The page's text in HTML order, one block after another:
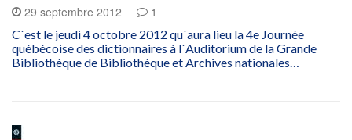
29 septembre 2012 1
C`est le jeudi 4 octobre 2012 qu`aura lieu la 4e Journée
québécoise des dictionnaires à l`Auditorium de la Grande
Bibliothèque de Bibliothèque et Archives nationales…